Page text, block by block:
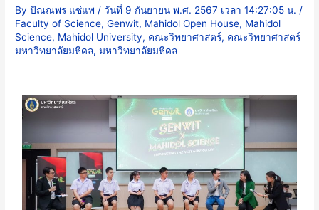
Byปัณณพร แซ่แพ /วันที่ 9 กันยายน พ.ศ. 2567 เวลา 14:27:05 น. /
Faculty of Science,Genwit, Mahidol Open House, Mahidol
Science, Mahidol University, คณะวิทยาศาสตร์, คณะวิทยาศาสตร์
มหาวิทยาลัยมหิดล,มหาวิทยาลัยมหิดล